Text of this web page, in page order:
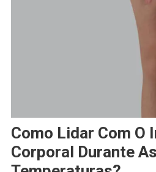
Como Lidar Com O
Corporal Durante